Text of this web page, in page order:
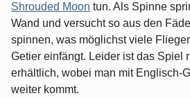
Shrouded Moon tun. Als Spinne
Wand und versucht so aus den
spinnen, was möglichst viele
Getier einfängt. Leider ist das Spiel
erhältlich, wobei man mit Englisch-
weiter kommt.